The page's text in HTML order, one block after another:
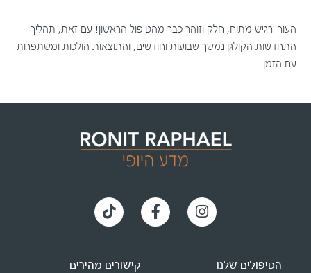
העור ירגיש מתוח, חלק וזוהר כבר מהטיפול הראשון! עם זאת, תהליך
התחדשות הקולגן נמשך שבועות וחודשים, והתוצאות הולכות ומשתפרות
עם הזמן.
הטיפולים שלנו קישורים מהירים